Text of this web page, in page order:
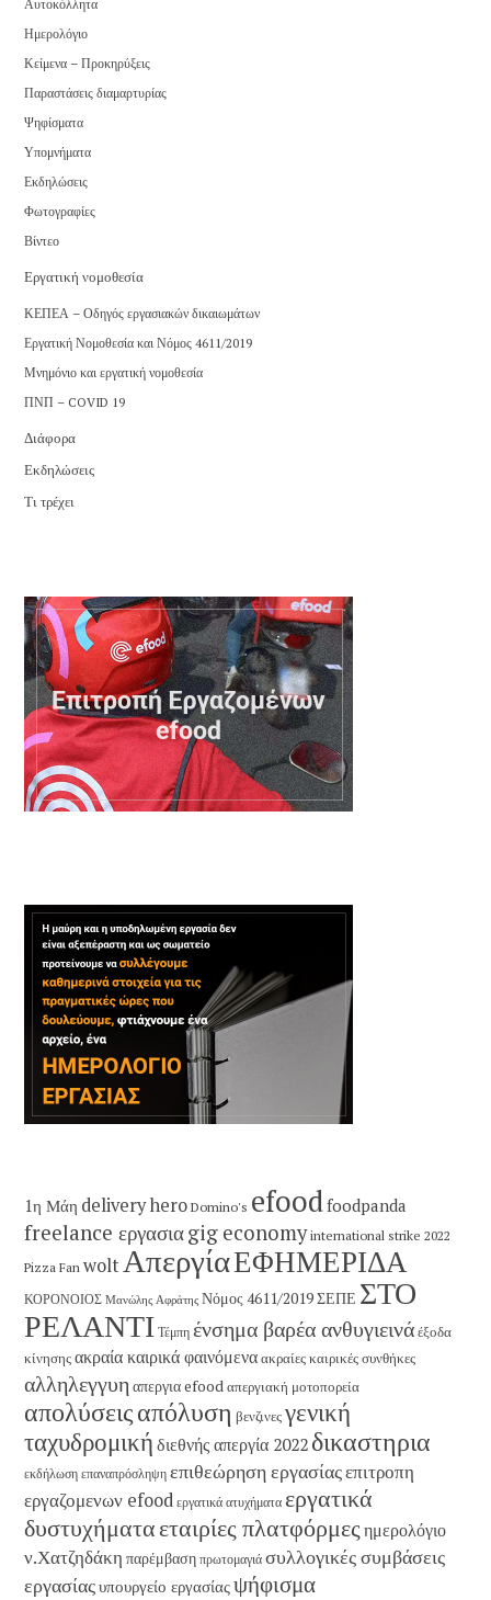
Αυτοκόλλητα
Ημερολόγιο
Κείμενα – Προκηρύξεις
Παραστάσεις διαμαρτυρίας
Ψηφίσματα
Υπομνήματα
Εκδηλώσεις
Φωτογραφίες
Βίντεο
Εργατική νομοθεσία
ΚΕΠΕΑ – Οδηγός εργασιακών δικαιωμάτων
Εργατική Νομοθεσία και Νόμος 4611/2019
Μνημόνιο και εργατική νομοθεσία
ΠΝΠ – COVID 19
Διάφορα
Εκδηλώσεις
Τι τρέχει
1η Μάη delivery hero Domino's efoodfoodpanda
freelance εργασιαgig economy international strike 2022
Pizza Fan woltΑπεργίαΕΦΗΜΕΡΙΔΑ
ΚΟΡΟΝΟΙΟΣ Μανώλης Αφράτης Νόμος 4611/2019ΣΕΠΕ ΣΤΟ
ΡΕΛΑΝΤΙ Τέμπη ένσημα βαρέα ανθυγιεινάέξοδα
κίνησηςακραία καιρικά φαινόμεναακραίες καιρικές συνθήκες
αλληλεγγυη απεργια efood απεργιακή μοτοπορεία
απολύσειςαπόλυση βενζινεςγενική
ταχυδρομική διεθνής απεργία 2022 δικαστηρια
εκδήλωση επαναπρόσληψη επιθεώρηση εργασίαςεπιτροπη
εργαζομενων efood εργατικά ατυχήματα εργατικά
δυστυχήματαεταιρίες πλατφόρμες ημερολόγιο
ν.Χατζηδάκη παρέμβαση πρωτομαγιά συλλογικές συμβάσεις
εργασίαςυπουργείο εργασίαςψήφισμα